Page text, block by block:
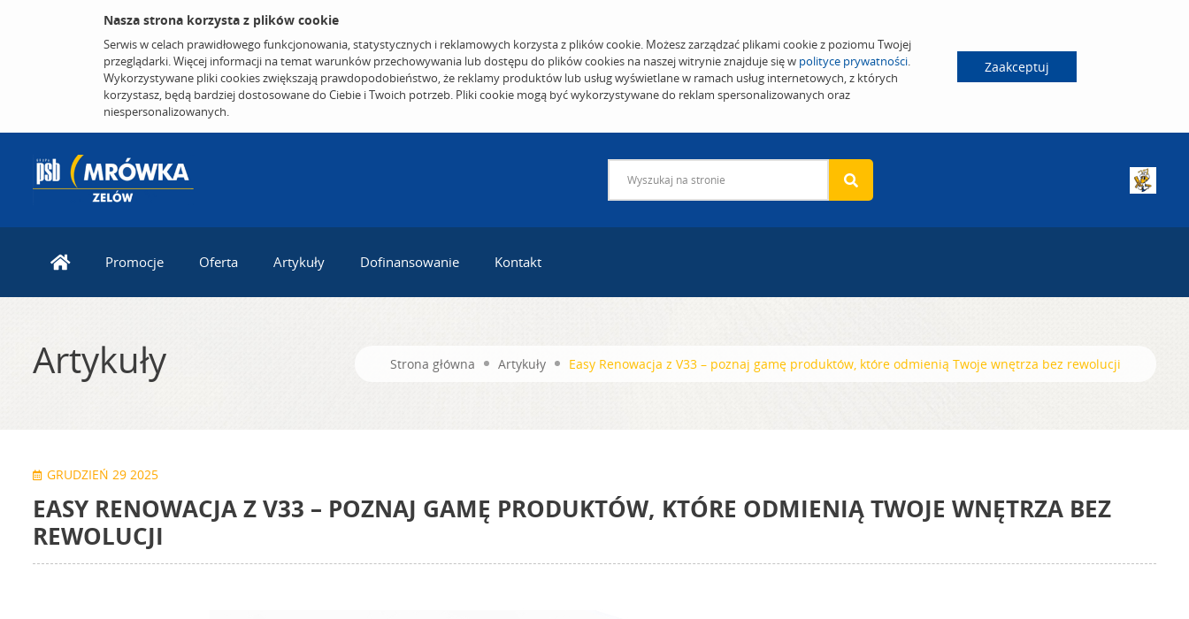
Nasza strona korzysta z plików cookie
Serwis w celach prawidłowego funkcjonowania, statystycznych i reklamowych korzysta z plików cookie. Możesz zarządzać plikami cookie z poziomu Twojej
przeglądarki. Więcej informacji na temat warunków przechowywania lub dostępu do plików cookies na naszej witrynie znajduje się w polityce prywatności.
Wykorzystywane pliki cookies zwiększają prawdopodobieństwo, że reklamy produktów lub usług wyświetlane w ramach usług internetowych, z których
korzystasz, będą bardziej dostosowane do Ciebie i Twoich potrzeb. Pliki cookie mogą być wykorzystywane do reklam spersonalizowanych oraz
niespersonalizowanych.
Zaakceptuj
Promocje Oferta Artykuły Dofinansowanie Kontakt
Artykuły Strona główna Artykuły Easy Renowacja z V33 – poznaj gamę produktów, które odmienią Twoje wnętrza bez rewolucji
GRUDZIEŃ 29 2025
EASY RENOWACJA Z V33 – POZNAJ GAMĘ PRODUKTÓW, KTÓRE ODMIENIĄ TWOJE WNĘTRZA BEZ
REWOLUCJI